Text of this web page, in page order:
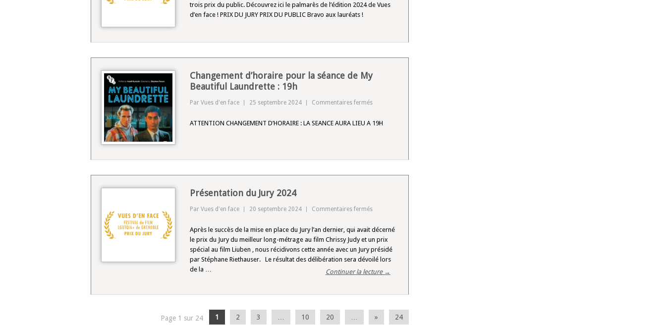
Jury
et
trois prix du public. Découvrez ici le palmarès de l’édition 2024 de Vues
d’en face ! PRIX DU JURY PRIX DU PUBLIC Bravo aux lauréats !
Changement d’horaire pour la séance de My
Beautiful Laundrette : 19h
Par Vues d'en face 25 septembre 2024 Commentaires ferméssur
d’horaire
:
ATTENTION CHANGEMENT D’HORAIRE : LA SEANCE AURA LIEU A 19H
Présentation du Jury 2024
Par Vues d'en face 20 septembre 2024 Commentaires ferméssur
du
Jury
2024
Après le succès de la mise en place du Jury l’an dernier, qui avait décerné
le prix du Jury du meilleur long-métrage au film Chrissy Judy et un prix
spécial au film Liuben , nous récidivons cette année avec un Jury présidé
par Stéphane Riethauser. Le résultat des délibération sera dévoilé lors
de la …
Continuer la lecture →
Page 1 sur 24 1 2 3 10 20 » 24